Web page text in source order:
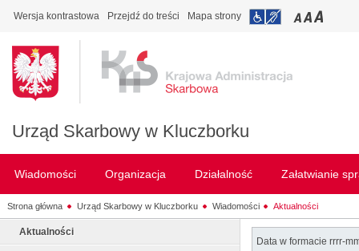
Wersja kontrastowa Przejdź do treści Mapa strony
Urząd Skarbowy w Kluczborku
Wiadomości Organizacja Działalność Załatwianie
Strona główna Urząd Skarbowy w Kluczborku Wiadomości Aktualności
Aktualności
Data w formacie rrrr-